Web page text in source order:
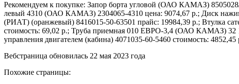
Рекомендуем к покупке: Запор борта угловой (ОАО КАМАЗ)
левый 4310 (ОАО КАМАЗ) 2304065-4310 цена: 9074,67 р.; Диск
(РИАТ) (оранжевый) 8416015-50-63501 прайс: 19984,39 р.; Втулка
стоимость: 69,02 р.; Труба приемная 010 ЕВРО-3,4 (ОАО КАМАЗ) 32
управления двигателем (кабина) 4071035-60-5460 стоимость:
Вебстраница обновилась 22 мая 2023 года
Похожие страницы: